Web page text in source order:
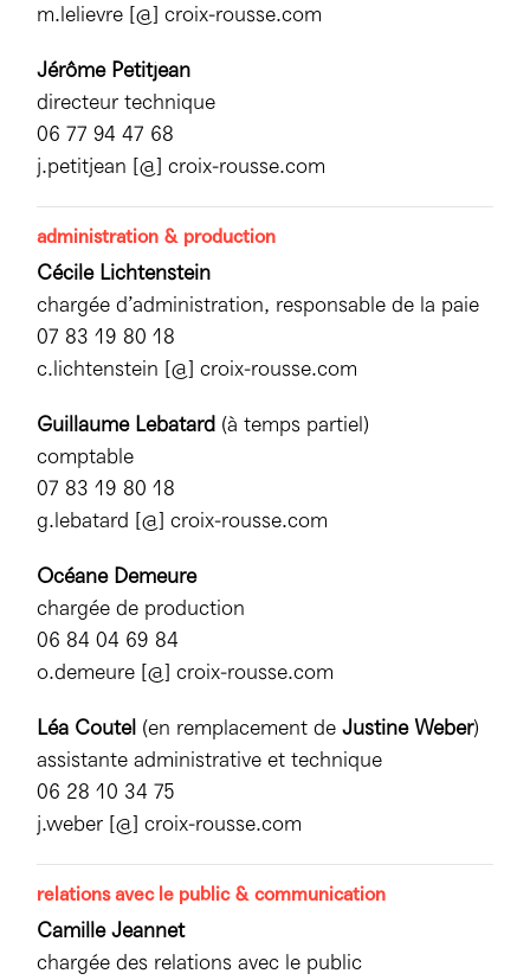
Nous soutenir
m.lelievre [@] croix-rousse.com
Jérôme Petitjean
directeur technique
06 77 94 47 68
j.petitjean [@] croix-rousse.com
administration & production
Cécile Lichtenstein
chargée d’administration, responsable de la paie
07 83 19 80 18
c.lichtenstein [@] croix-rousse.com
Guillaume Lebatard (à temps partiel)
comptable
07 83 19 80 18
g.lebatard [@] croix-rousse.com
Océane Demeure
chargée de production
06 84 04 69 84
o.demeure [@] croix-rousse.com
Léa Coutel (en remplacement de Justine Weber)
assistante administrative et technique
06 28 10 34 75
j.weber [@] croix-rousse.com
relations avec le public & communication
Camille Jeannet
chargée des relations avec le public